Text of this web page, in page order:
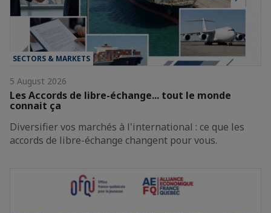
SECTORS & MARKETS
5 August 2026
Les Accords de libre-échange... tout le monde
connait ça
Diversifier vos marchés à l'international : ce que les
accords de libre-échange changent pour vous.